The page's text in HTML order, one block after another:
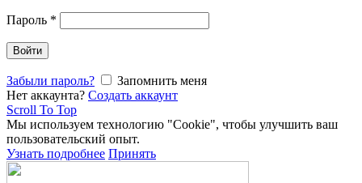
Пароль *
Войти
Забыли пароль?
Запомнить меня
Нет аккаунта? Создать аккаунт
Scroll To Top
Мы используем технологию "Cookie", чтобы улучшить ваш
пользовательский опыт.
Узнать подробнее Принять